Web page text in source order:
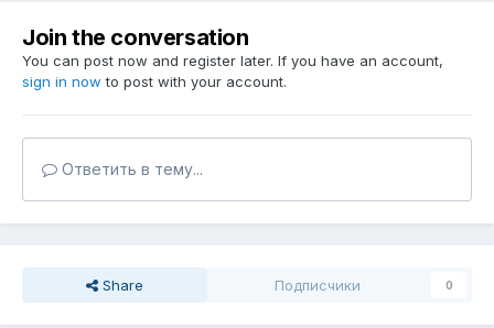
Join the conversation
You can post now and register later. If you have an account,
sign in now to post with your account.
Ответить в тему...
Share Подписчики 0